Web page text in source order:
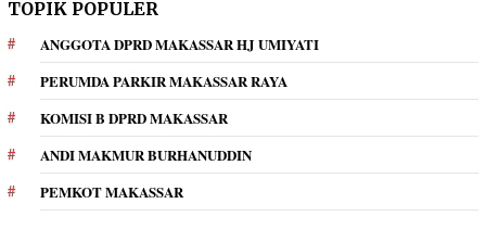
TOPIK POPULER
ANGGOTA DPRD MAKASSAR HJ UMIYATI
PERUMDA PARKIR MAKASSAR RAYA
KOMISI B DPRD MAKASSAR
ANDI MAKMUR BURHANUDDIN
PEMKOT MAKASSAR